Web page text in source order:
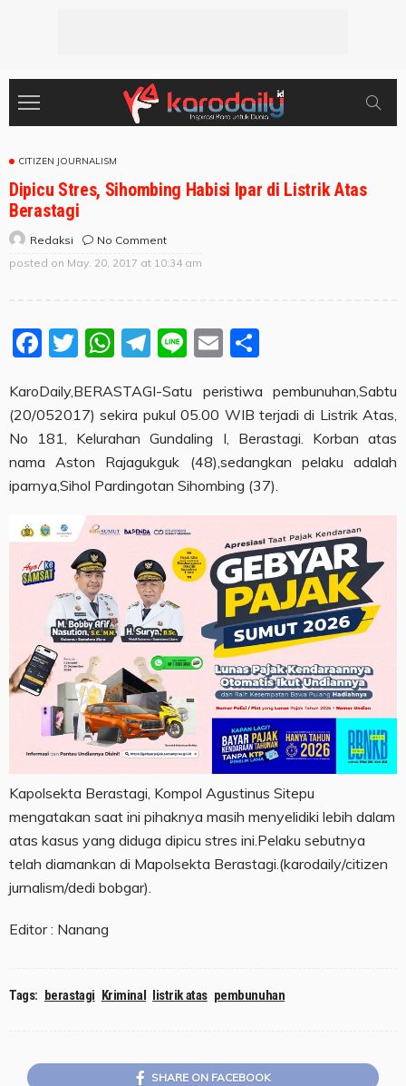
CITIZEN JOURNALISM
Dipicu Stres, Sihombing Habisi Ipar di Listrik Atas
Berastagi
Redaksi
No Comment
posted on May. 20, 2017 at 10:34 am
Facebook
Twitter
WhatsApp
Telegram
LineEmail
KaroDaily,BERASTAGI-Satu peristiwa pembunuhan,Sabtu
(20/052017) sekira pukul 05.00 WIB terjadi di Listrik Atas,
No 181, Kelurahan Gundaling I, Berastagi. Korban atas
nama Aston Rajagukguk (48),sedangkan pelaku adalah
iparnya,Sihol Pardingotan Sihombing (37).
Kapolsekta Berastagi, Kompol Agustinus Sitepu
mengatakan saat ini pihaknya masih menyelidiki lebih dalam
atas kasus yang diduga dipicu stres ini.Pelaku sebutnya
telah diamankan di Mapolsekta Berastagi.(karodaily/citizen
jurnalism/dedi bobgar).
Editor : Nanang
Tags: berastagi Kriminal listrik atas pembunuhan
SHARE ON FACEBOOK